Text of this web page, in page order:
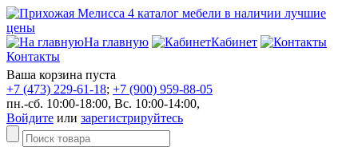
На главную
Кабинет
Контакты
Ваша корзина пуста
+7 (473) 229-61-18; +7 (900) 959-88-05
пн.-сб. 10:00-18:00, Вс. 10:00-14:00,
Войдите или зарегистрируйтесь